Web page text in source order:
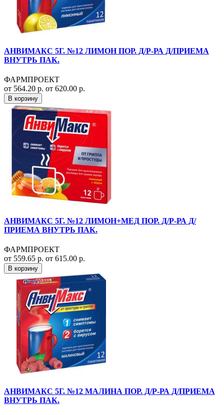
АНВИМАКС 5Г. №12 ЛИМОН ПОР. Д/Р-РА Д/ПРИЕМА
ВНУТРЬ ПАК.
ФАРМПРОЕКТ
от 564.20 р. от 620.00 р.
В корзину
АНВИМАКС 5Г. №12 ЛИМОН+МЕД ПОР. Д/Р-РА Д/
ПРИЕМА ВНУТРЬ ПАК.
ФАРМПРОЕКТ
от 559.65 р. от 615.00 р.
В корзину
АНВИМАКС 5Г. №12 МАЛИНА ПОР. Д/Р-РА Д/ПРИЕМА
ВНУТРЬ ПАК.